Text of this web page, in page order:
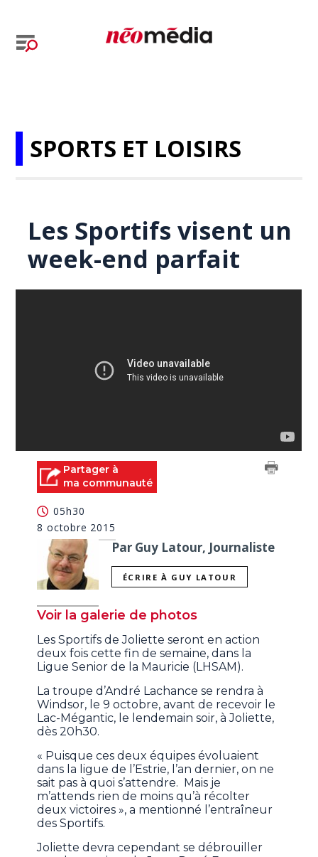
SPORTS ET LOISIRS
Les Sportifs visent un
week-end parfait
Partager à
ma communauté
05h30
8 octobre 2015
Par Guy Latour, Journaliste
ÉCRIRE À GUY LATOUR
Voir la galerie de photos
Les Sportifs de Joliette seront en action
deux fois cette fin de semaine, dans la
Ligue Senior de la Mauricie (LHSAM).
La troupe d’André Lachance se rendra à
Windsor, le 9 octobre, avant de recevoir le
Lac-Mégantic, le lendemain soir, à Joliette,
dès 20h30.
« Puisque ces deux équipes évoluaient
dans la ligue de l’Estrie, l’an dernier, on ne
sait pas à quoi s’attendre. Mais je
m’attends rien de moins qu’à récolter
deux victoires », a mentionné l’entraîneur
des Sportifs.
Joliette devra cependant se débrouiller